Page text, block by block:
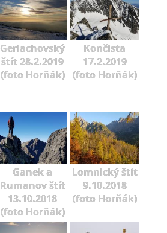
Gerlachovský
štít 28.2.2019
(foto Horňák)
Končista
17.2.2019
(foto Horňák)
Ganek a
Rumanov štít
13.10.2018
(foto Horňák)
Lomnický štít
9.10.2018
(foto Horňák)